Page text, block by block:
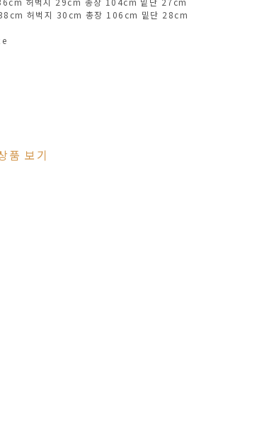
허벅지 30cm 총장 106cm 밑단 28cm
품 보기